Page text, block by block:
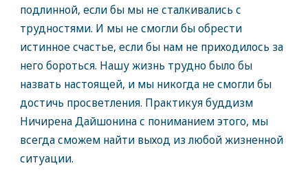
подлинной, если бы мы не сталкивались с
трудностями. И мы не смогли бы обрести
истинное счастье, если бы нам не приходилось за
него бороться. Нашу жизнь трудно было бы
назвать настоящей, и мы никогда не смогли бы
достичь просветления. Практикуя буддизм
Ничирена Дайшонина с пониманием этого, мы
всегда сможем найти выход из любой жизненной
ситуации.